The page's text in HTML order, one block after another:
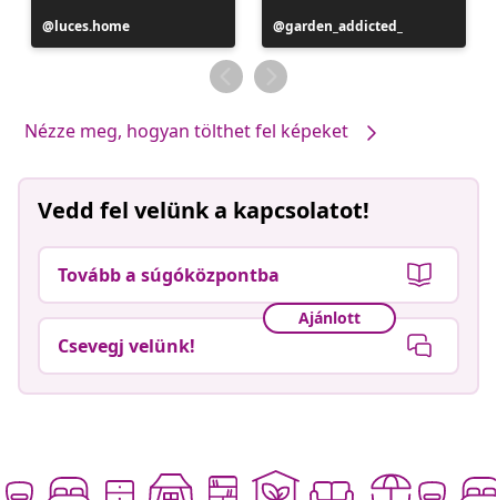
Bejegyzés
közzétevője
luces.home
Bejegyzés
közzétevője
garden_addicted_
Nézze meg, hogyan tölthet fel képeket
Vedd fel velünk a kapcsolatot!
Tovább a súgóközpontba
Ajánlott
Csevegj velünk!